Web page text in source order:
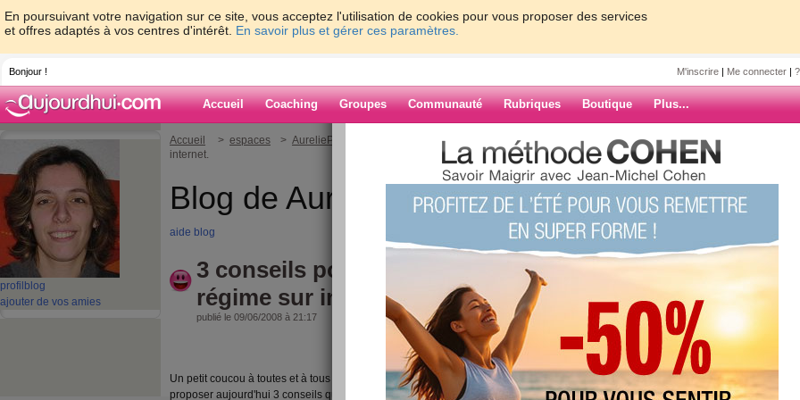
En poursuivant votre navigation sur ce site, vous acceptez l'utilisation de cookies pour vous proposer des services
et offres adaptés à vos centres d'intérêt. En savoir plus et gérer ces paramètres.
Bonjour ! M'inscrire | Me connecter |
Accueil Coaching Groupes Communauté Rubriques Boutique Plus...
profil blog
ajouter de vos amies
Accueil > espaces > AureliePdiet
> 3 conseils pour réussir son régime sur
internet.
Blog de AureliePdiet
aide blog
3 conseils pour réussir son
régime sur internet.
publié le 09/06/2008 à 21:17
Un petit coucou à toutes et à tous après un week-end d'absence pour vous
proposer aujourd'hui 3 conseils que j'ai sélectionné comme me paraissant
ARCHIVES